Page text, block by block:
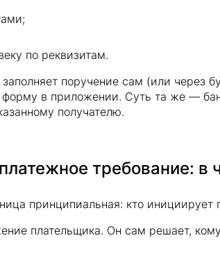
по реквизитам.
поручение сам (или через
форму в приложении. Суть та же —
получателю.
требование: в
принципиальная: кто инициирует
плательщика. Он сам решает,